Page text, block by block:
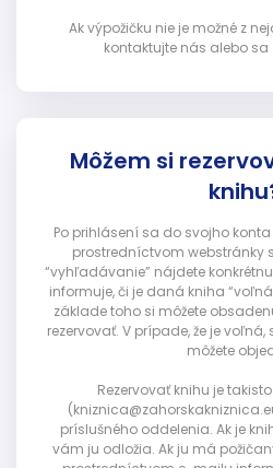
Ak výpožičku nie je možné z
kontaktujte nás alebo sa
Môžem si
Po prihlásení sa do svojho
prostredníctvom webstránky
“vyhľadávanie” nájdete
informuje, či je daná kniha
základe toho si môžete
rezervovať. V prípade, že je
môžete
Rezervovať knihu je
príslušného oddelenia. Ak je
vám ju odložia. Ak ju má